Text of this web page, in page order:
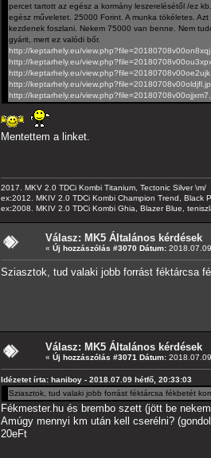
percet tartott az egész a kormány leszerelésétől /ez
egész műveletet. 25000 Forint. A munka tökéletes.
kezdenek foszlani. Nekem 75000 van benne. Nem
gyárit, mert ez valódi bőr.
http://keptarhely.eu/
http://keptarhely.eu/
http://keptarhely.eu/
http://keptarhely.eu/
http://keptarhely.eu/
Mentettem a linket.
2017. MKV 2.0 TDCi Kombi Titanium, Tectonic Silver \m/
ex:2012. MKIV 2.0 TDCi Kombi Champion Trend, Black
ex:2008. MKIV 2.0 TDCi Kombi Ghia, Blazer Blue,
Válasz: MK5 Általános kérdések
« Új hozzászólás #3070 Dátum:
Sziasztok, tud valaki jobb forrást féktárcsa
Válasz: MK5 Általános kérdések
« Új hozzászólás #3071 Dátum:
Idézetet írta: haniboy - 2018.07.09 hétfő, 20:33:03
Sziasztok, tud valaki jobb forrást féktárcsa fékbetét
Fékmester.hu és brembo szett (jött be
Amúgy mennyi km után kell cserélni?
20eFt